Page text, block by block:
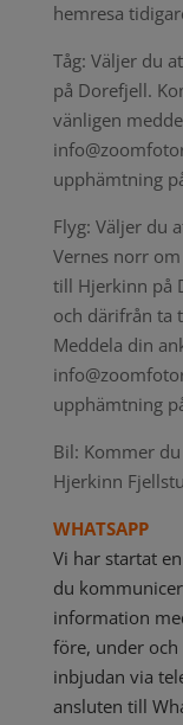
hemresa
Tåg: Väljer du
på Dorefjell.
vänligen
upphämtning
Flyg: Väljer du
Vernes norr
till Hjerkinn på
och därifrån ta
Meddela din
upphämtning
Bil: Kommer
Hjerkinn
WHATSAPP
Vi har startat
du
information
före, under
inbjudan via
ansluten till